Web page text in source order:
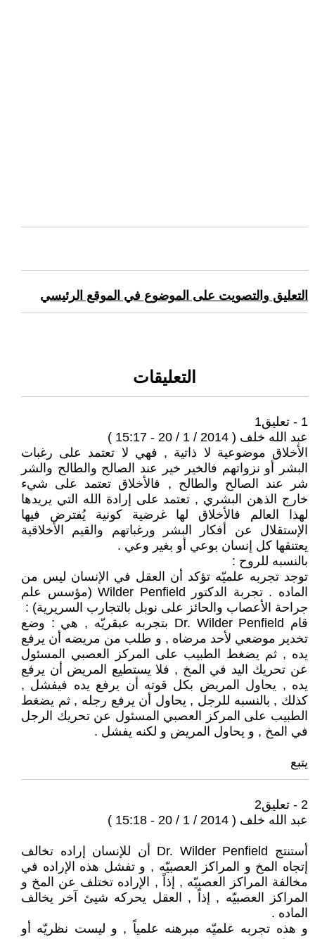
التعليق والتصويت على الموضوع في الموقع الرئيسي
التعليقات
1 - تعليق1
عبد الله خلف ( 2014 / 1 / 20 - 15:17 )
الأخلاق موضوعية لا ذاتية , فهي لا تعتمد على رغبات
البشر أو نزواتهم فالخير خير عند الصالح والطالح والشر
شر عند الصالح والطالح , فالأخلاق تعتمد على شيء
خارج الذهن البشري , تعتمد على إرادة الله التي يريدها
لهذا العالم فالأخلاق لها غرضية كونية يُفترض فيها
الإستقلال عن أفكار البشر ورغباتهم والقيم الأخلاقية
يعتنقها كل إنسان بوعي أو بغير وعي .
بالنسبه للروح :
توجد تجربه علميّه تؤكد أن العقل في الإنسان ليس من
الماده . تجربة الدكتور Wilder Penfield (مؤسس علم
جراحة الأعصاب والحائز على نوبل بالتجارب السريرية) :
قام Dr. Wilder Penfield بتجربه عبقريّه , هي : وضع
تخدير موضعي لأحد مرضاه , و طلب من مريضه أن يرفع
يده , ثم يضغط الطبيب على المركز العصبي المسئول
عن تحريك اليد في المخ , فلا يستطيع المريض أن يرفع
يده , يحاول المريض بكل قوته أن يرفع يده فيفشل ,
كذلك , بالنسبه للرجل , يحاول أن يرفع رجله , ثم يضغط
الطبيب على المركز العصبي المسئول عن تحريك الرجل
في المخ , و يحاول المريض و لكنه يفشل .
يتبع
2 - تعليق2
عبد الله خلف ( 2014 / 1 / 20 - 15:18 )
أستنتج Dr. Wilder Penfield أن للإنسان إراده تخالف
إتجاه المخ و المراكز العصبيّه , و تفشل هذه الإراده في
مخالفة المراكز العصبيّه , إذاً , الإراده تختلف عن المخ و
المراكز العصبيّه , إذاً , العقل يحركه شيئ آخر يخالف
الماده .
و هذه تجربه علميّه مبرهنه علمياً , و ليست نظريّه أو